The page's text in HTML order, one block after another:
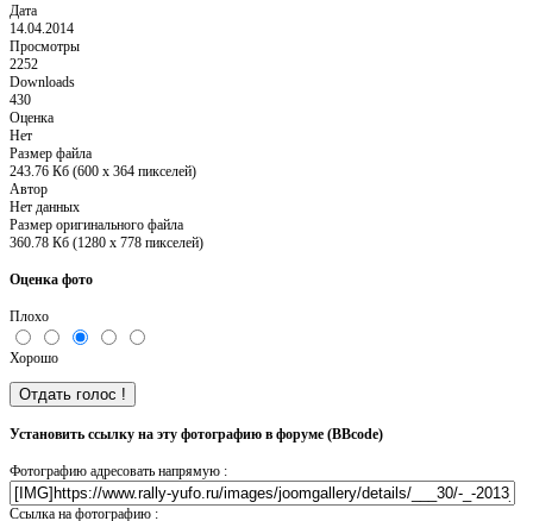
Дата
14.04.2014
Просмотры
2252
Downloads
430
Оценка
Нет
Размер файла
243.76 Кб (600 x 364 пикселей)
Автор
Нет данных
Размер оригинального файла
360.78 Кб (1280 x 778 пикселей)
Оценка фото
Плохо
Хорошо
Установить ссылку на эту фотографию в форуме (BBcode)
Фотографию адресовать напрямую :
Ссылка на фотографию :